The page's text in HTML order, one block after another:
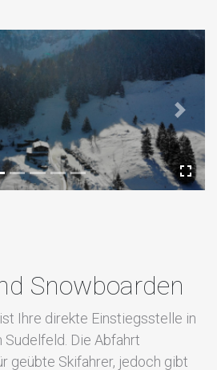
Next
Snowboarden
Ihre direkte Einstiegsstelle in
Sudelfeld. Die Abfahrt
geübte Skifahrer, jedoch gibt